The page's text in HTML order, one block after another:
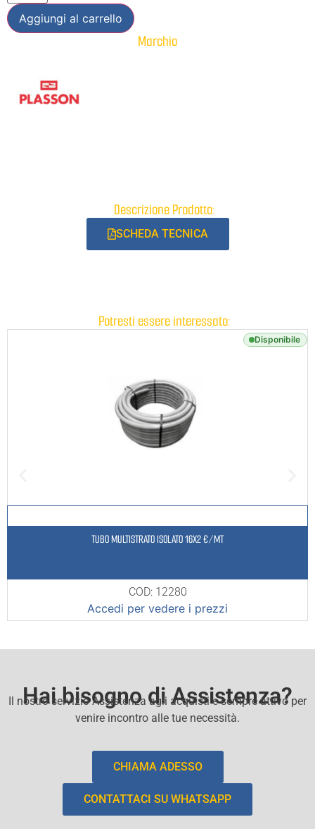
Aggiungi al carrello
Marchio
Descrizione Prodotto:
SCHEDA TECNICA
Potresti essere interessato:
Disponibile
TUBO MULTISTRATO ISOLATO 16X2 €/MT
COD: 12280
Accedi per vedere i prezzi
Hai bisogno di Assistenza?
Il nostro servizio Assistenza agli acquisti e sempre attivo per
venire incontro alle tue necessità.
CHIAMA ADESSO
CONTATTACI SU WHATSAPP